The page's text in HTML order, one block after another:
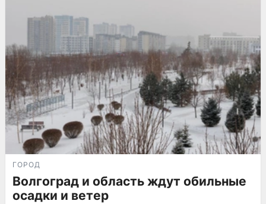
ГОРОД
Волгоград и область ждут обильные
осадки и ветер